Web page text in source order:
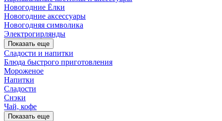
Новогодние Ёлки
Новогодние аксессуары
Новогодняя символика
Электрогирлянды
Показать еще
Сладости и напитки
Блюда быстрого приготовления
Мороженое
Напитки
Сладости
Снэки
Чай, кофе
Показать еще